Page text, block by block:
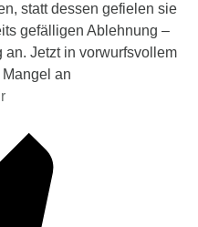
statt dessen gefielen sie
gefälligen Ablehnung –
an. Jetzt in vorwurfsvollem
an